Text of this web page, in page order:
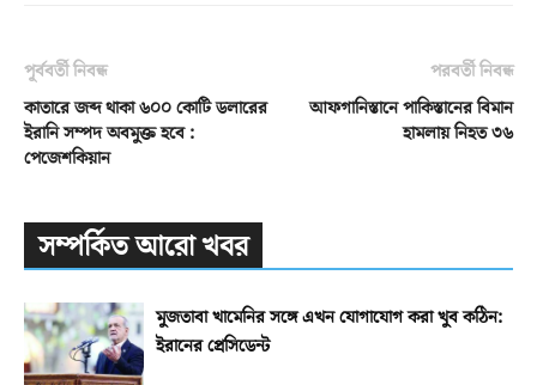
পূর্ববর্তী নিবন্ধ
কাতারে জব্দ থাকা ৬০০ কোটি ডলারের
ইরানি সম্পদ অবমুক্ত হবে :
পেজেশকিয়ান
পরবর্তী নিবন্ধ
আফগানিস্তানে পাকিস্তানের বিমান
হামলায় নিহত ৩৬
সম্পর্কিত আরো খবর
মুজতাবা খামেনির সঙ্গে এখন যোগাযোগ করা খুব কঠিন:
ইরানের প্রেসিডেন্ট